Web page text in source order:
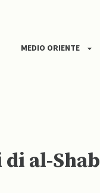
MEDIO ORIENTE
al-